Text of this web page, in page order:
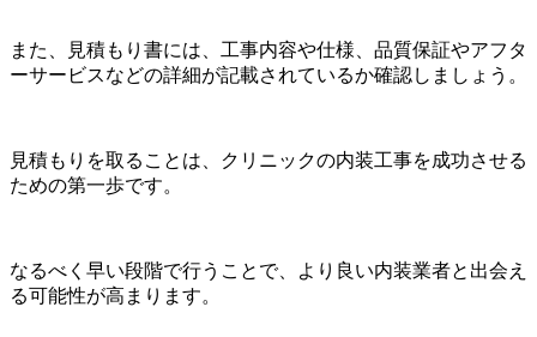
また、見積もり書には、工事内容や仕様、品質保証やアフタ
ーサービスなどの詳細が記載されているか確認しましょう。
見積もりを取ることは、クリニックの内装工事を成功させる
ための第一歩です。
なるべく早い段階で行うことで、より良い内装業者と出会え
る可能性が高まります。